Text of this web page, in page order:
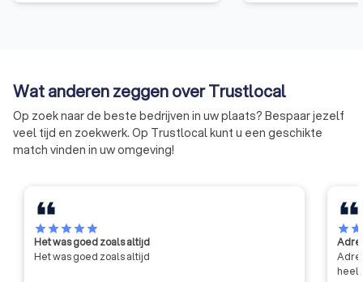
erkenning van opleidingen, de
Wat anderen zeggen over Trustlocal
Op zoek naar de beste bedrijven in uw plaats? Bespaar jezelf
veel tijd en zoekwerk. Op Trustlocal kunt u een geschikte
match vinden in uw omgeving!
starstarstarstarstar
Het was goed zoals altijd
Het was goed zoals altijd
starstar
heel